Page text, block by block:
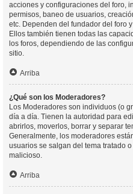
acciones y configuraciones del foro,
permisos, baneo de usuarios,
etc. Dependen del fundador del foro
Ellos también tienen todas las
los foros, dependiendo de las
sitio.
Arriba
¿Qué son los Moderadores?
Los Moderadores son individuos (o
día a día. Tienen la autoridad para
abrirlos, moverlos, borrar y separar
Generalmente, los moderadores
usuarios se salgan del tema tratado
malicioso.
Arriba